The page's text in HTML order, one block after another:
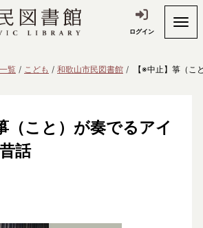
ログイン
覧 こども 和歌山市民図書館 【※中止】箏（こ
（こと）が奏でるアイ
話